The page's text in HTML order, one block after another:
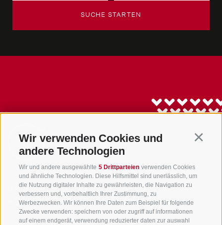
Wir verwenden Cookies und
andere Technologien
Wir und andere ausgewählte 5 Drittparteien verwenden Cookies
und ähnliche Technologien. Diese Hilfsmittel sind unerlässlich, um
die Nutzung digitaler Inhalte zu gewährleisten, die Navigation zu
verbessern und, vorbehaltlich Ihrer Zustimmung, zu
Werbezwecken. Wir können Ihre Daten zum Beispiel für folgende
Zwecke verwenden: speichern von oder zugriff auf informationen
auf einem endgerät, verwendung reduzierter daten zur auswahl
SUCHE STARTEN
info@gsieser-tal.com
+39 0474 978 436